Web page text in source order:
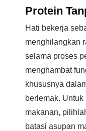
Protein
Hati bekerja
menghilangkan
selama proses
menghambat
khususnya
berlemak.
makanan,
batasi asupan